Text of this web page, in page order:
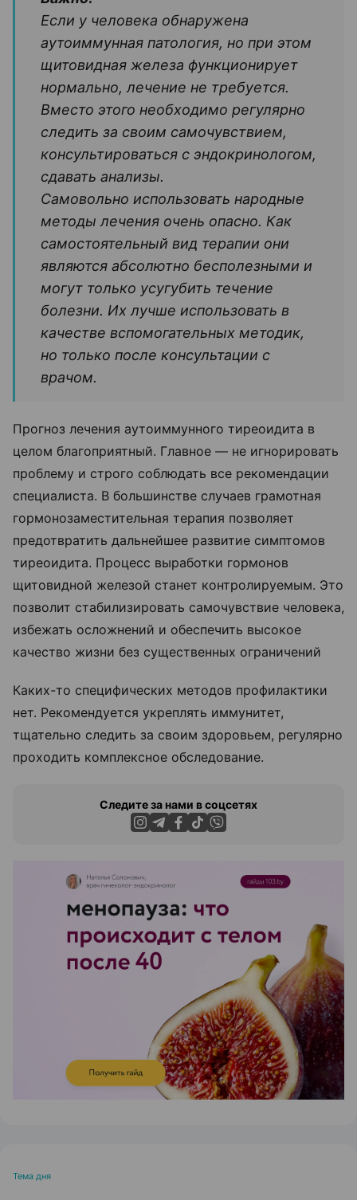
Если у человека обнаружена
аутоиммунная патология, но при этом
щитовидная железа функционирует
нормально, лечение не требуется.
Вместо этого необходимо регулярно
следить за своим самочувствием,
консультироваться с эндокринологом,
сдавать анализы.
Самовольно использовать народные
методы лечения очень опасно. Как
самостоятельный вид терапии они
являются абсолютно бесполезными и
могут только усугубить течение
болезни. Их лучше использовать в
качестве вспомогательных методик,
но только после консультации с
врачом.
Прогноз лечения аутоиммунного тиреоидита в
целом благоприятный. Главное — не игнорировать
проблему и строго соблюдать все рекомендации
специалиста. В большинстве случаев грамотная
гормонозаместительная терапия позволяет
предотвратить дальнейшее развитие симптомов
тиреоидита. Процесс выработки гормонов
щитовидной железой станет контролируемым. Это
позволит стабилизировать самочувствие человека,
избежать осложнений и обеспечить высокое
качество жизни без существенных ограничений
Каких-то специфических методов профилактики
нет. Рекомендуется укреплять иммунитет,
тщательно следить за своим здоровьем, регулярно
проходить комплексное обследование.
Следите за нами в соцсетях
ЭФФЕКТИВНАЯ РЕКЛАМА НА САЙТЕ
Тема дня